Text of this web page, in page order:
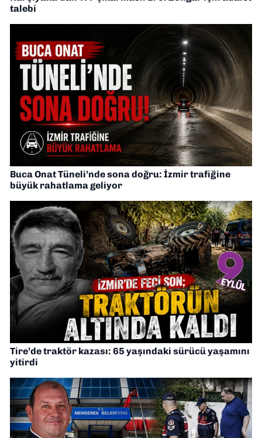
talebi
Buca Onat Tüneli’nde sona doğru: İzmir trafiğine
büyük rahatlama geliyor
Tire’de traktör kazası: 65 yaşındaki sürücü yaşamını
yitirdi